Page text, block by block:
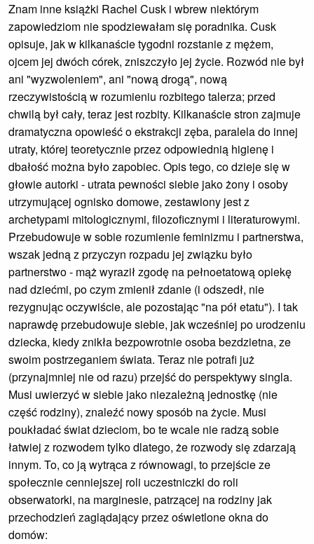
Znam inne książki Rachel Cusk i wbrew niektórym
zapowiedziom nie spodziewałam się poradnika. Cusk
opisuje, jak w kilkanaście tygodni rozstanie z mężem,
ojcem jej dwóch córek, zniszczyło jej życie. Rozwód nie był
ani "wyzwoleniem", ani "nową drogą", nową
rzeczywistością w rozumieniu rozbitego talerza; przed
chwilą był cały, teraz jest rozbity. Kilkanaście stron zajmuje
dramatyczna opowieść o ekstrakcji zęba, paralela do innej
utraty, której teoretycznie przez odpowiednią higienę i
dbałość można było zapobiec. Opis tego, co dzieje się w
głowie autorki - utrata pewności siebie jako żony i osoby
utrzymującej ognisko domowe, zestawiony jest z
archetypami mitologicznymi, filozoficznymi i literaturowymi.
Przebudowuje w sobie rozumienie feminizmu i partnerstwa,
wszak jedną z przyczyn rozpadu jej związku było
partnerstwo - mąż wyraził zgodę na pełnoetatową opiekę
nad dziećmi, po czym zmienił zdanie (i odszedł, nie
rezygnując oczywiście, ale pozostając "na pół etatu"). I tak
naprawdę przebudowuje siebie, jak wcześniej po urodzeniu
dziecka, kiedy znikła bezpowrotnie osoba bezdzietna, ze
swoim postrzeganiem świata. Teraz nie potrafi już
(przynajmniej nie od razu) przejść do perspektywy singla.
Musi uwierzyć w siebie jako niezależną jednostkę (nie
część rodziny), znaleźć nowy sposób na życie. Musi
poukładać świat dzieciom, bo te wcale nie radzą sobie
łatwiej z rozwodem tylko dlatego, że rozwody się zdarzają
innym. To, co ją wytrąca z równowagi, to przejście ze
społecznie cenniejszej roli uczestniczki do roli
obserwatorki, na marginesie, patrzącej na rodziny jak
przechodzień zaglądający przez oświetlone okna do
domów: